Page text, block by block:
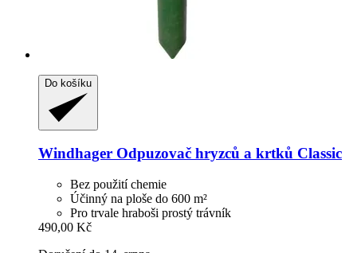
Do košíku
Windhager Odpuzovač hryzců a krtků Classic
Bez použití chemie
Účinný na ploše do 600 m²
Pro trvale hraboši prostý trávník
490,00 Kč